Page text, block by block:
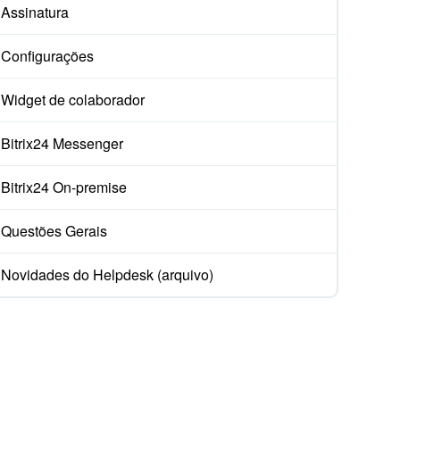
Assinatura
Configurações
Widget de colaborador
Bitrix24 Messenger
Bitrix24 On-premise
Questões Gerais
Novidades do Helpdesk (arquivo)